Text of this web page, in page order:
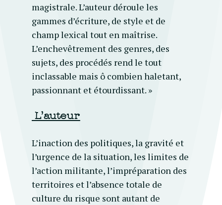
magistrale. L’auteur déroule les
gammes d’écriture, de style et de
champ lexical tout en maîtrise.
L’enchevêtrement des genres, des
sujets, des procédés rend le tout
inclassable mais ô combien haletant,
passionnant et étourdissant. »
L’auteur
L’inaction des politiques, la gravité et
l’urgence de la situation, les limites de
l’action militante, l’impréparation des
territoires et l’absence totale de
culture du risque sont autant de